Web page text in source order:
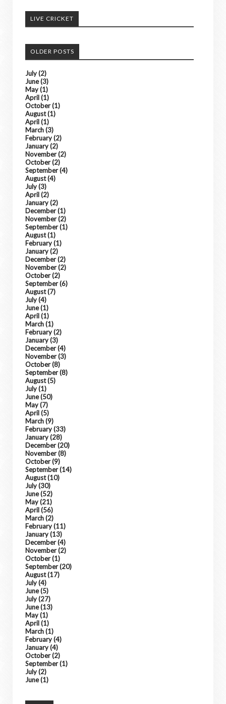
LIVE CRICKET
OLDER POSTS
July(2)
June(3)
May(1)
April(1)
October(1)
August(1)
April(1)
March(3)
February(2)
January(2)
November(2)
October(2)
September(4)
August(4)
July(3)
April(2)
January(2)
December(1)
November(2)
September(1)
August(1)
February(1)
January(2)
December(2)
November(2)
October(2)
September(6)
August(7)
July(4)
June(1)
April(1)
March(1)
February(2)
January(3)
December(4)
November(3)
October(8)
September(8)
August(5)
July(1)
June(50)
May(7)
April(5)
March(9)
February(33)
January(28)
December(20)
November(8)
October(9)
September(14)
August(10)
July(30)
June(52)
May(21)
April(56)
March(2)
February(11)
January(13)
December(4)
November(2)
October(1)
September(20)
August(17)
July(4)
June(5)
July(27)
June(13)
May(1)
April(1)
March(1)
February(4)
January(4)
October(2)
September(1)
July(2)
June(1)